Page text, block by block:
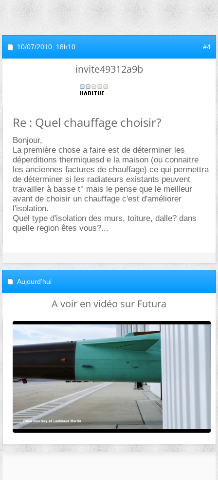
10/07/2010, 18h10 #4
invite49312a9b
Re : Quel chauffage choisir?
Bonjour,
La première chose a faire est de déterminer les
déperditions thermiquesd e la maison (ou connaitre
les anciennes factures de chauffage) ce qui permettra
de déterminer si les radiateurs existants peuvent
travailler à basse t° mais le pense que le meilleur
avant de choisir un chauffage c'est d'améliorer
l'isolation.
Quel type d'isolation des murs, toiture, dalle? dans
quelle region êtes vous?...
Aujourd'hui
A voir en vidéo sur Futura